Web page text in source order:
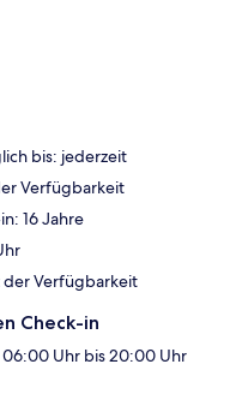
bis: jederzeit
Verfügbarkeit
16 Jahre
Verfügbarkeit
Check-in
06:00 Uhr bis 20:00 Uhr